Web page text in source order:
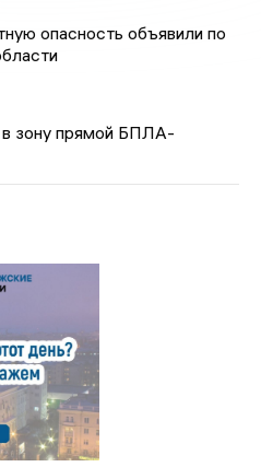
опасность объявили по
зону прямой БПЛА-